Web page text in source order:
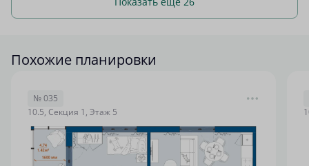
Похожие планировки
№ 035
10.5, Секция 1, Этаж 5